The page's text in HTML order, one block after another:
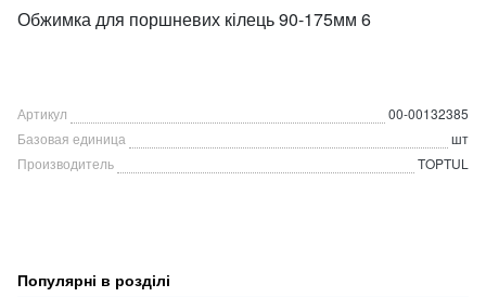
Обжимка для поршневих кілець 90-175мм 6
Артикул
00-00132385
Базовая единица
шт
Производитель
TOPTUL
Популярні в розділі